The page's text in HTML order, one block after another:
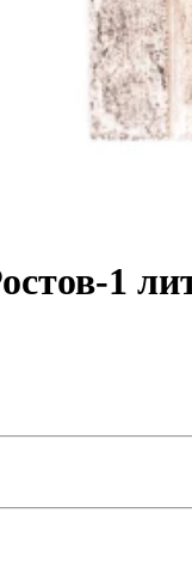
1